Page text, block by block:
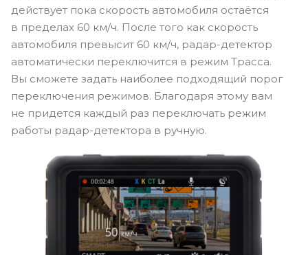
действует пока скорость автомобиля остаётся
в пределах 60 км/ч. После того как скорость
автомобиля превысит 60 км/ч, радар-детектор
автоматически переключится в режим Трасса.
Вы сможете задать наиболее подходящий порог
переключения режимов. Благодаря этому вам
не придется каждый раз переключать режим
работы радар-детектора в ручную.